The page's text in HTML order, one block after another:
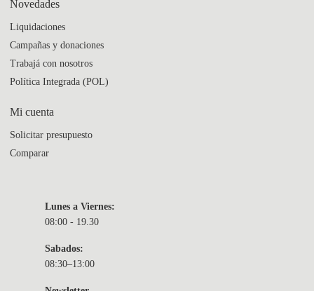
Novedades
Liquidaciones
Campañas y donaciones
Trabajá con nosotros
Política Integrada (POL)
Mi cuenta
Solicitar presupuesto
Comparar
Lunes a Viernes:
08:00 - 19.30
Sabados:
08:30–13:00